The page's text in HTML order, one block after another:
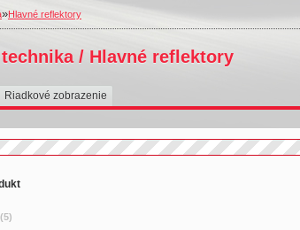
»Hlavné reflektory
/ Hlavné reflektory
Riadkové zobrazenie
(5)